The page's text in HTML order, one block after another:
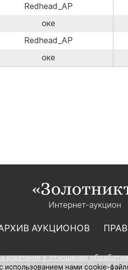
Redhead_AP
оке
Redhead_AP
оке
АУКЦИОНОВ
компании в отношении
«Золотник». Все
нами cookie-